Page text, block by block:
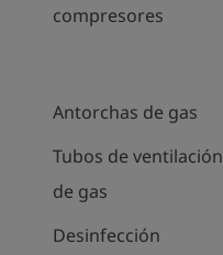
compresores
Antorchas de gas
Tubos de ventilación
de gas
Desinfección